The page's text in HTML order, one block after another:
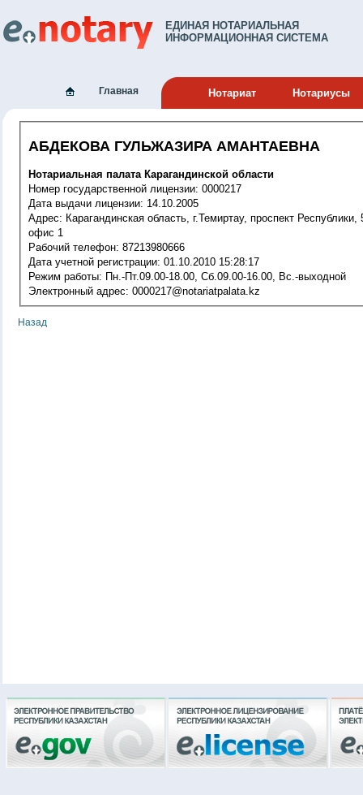
ЕДИНАЯ НОТАРИАЛЬНАЯ
ИНФОРМАЦИОННАЯ СИСТЕМА
Главная Нотариат Нотариусы
АБДЕКОВА ГУЛЬЖАЗИРА АМАНТАЕВНА
Нотариальная палата Карагандинской области
Номер государственной лицензии: 0000217
Дата выдачи лицензии: 14.10.2005
Адрес: Карагандинская область, г.Темиртау, проспект Республики, 5А,
офис 1
Рабочий телефон: 87213980666
Дата учетной регистрации: 01.10.2010 15:28:17
Режим работы: Пн.-Пт.09.00-18.00, Сб.09.00-16.00, Вс.-выходной
Электронный адрес: 0000217@notariatpalata.kz
Назад